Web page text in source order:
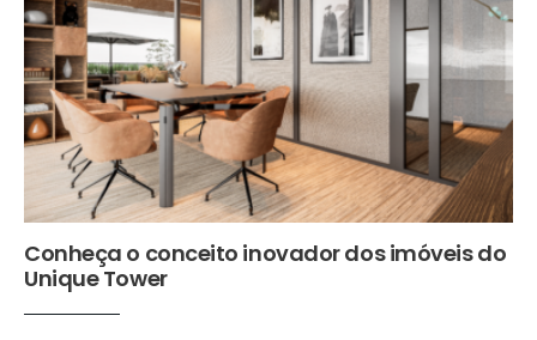
Conheça o conceito inovador dos imóveis do
Unique Tower